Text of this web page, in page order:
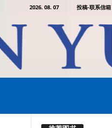
2026. 08. 07 投稿-联系信箱